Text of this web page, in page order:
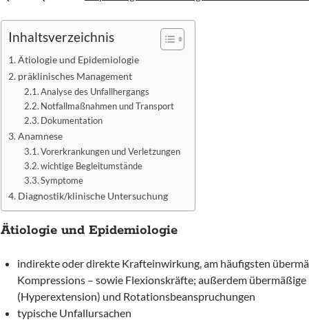
Inhaltsverzeichnis
Ätiologie und Epidemiologie
präklinisches Management
Analyse des Unfallhergangs
Notfallmaßnahmen und Transport
Dokumentation
Anamnese
Vorerkrankungen und Verletzungen
wichtige Begleitumstände
Symptome
Diagnostik/klinische Untersuchung
Ätiologie und Epidemiologie
indirekte oder direkte Krafteinwirkung, am häufigsten
Kompressions – sowie Flexionskräfte; außerdem
(Hyperextension) und Rotationsbeanspruchungen
typische Unfallursachen